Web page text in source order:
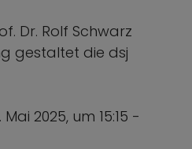
Dr. Rolf Schwarz
gestaltet die dsj
2025, um 15:15 -